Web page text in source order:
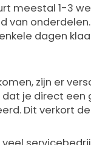
meestal 1-3
van
dagen
zijn er
je direct
Dit verkort